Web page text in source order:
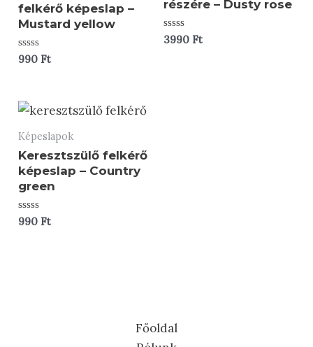
felkérő képeslap –
Mustard yellow
Értékelés:
990 Ft
részére – Dusty rose
Értékelés:
3990 Ft
Képeslapok
Keresztszülő felkérő
képeslap – Country
green
Értékelés:
990 Ft
Főoldal